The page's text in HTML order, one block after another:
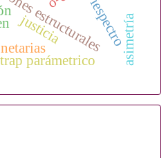
justicia
parámetrico
biespectroasimetría